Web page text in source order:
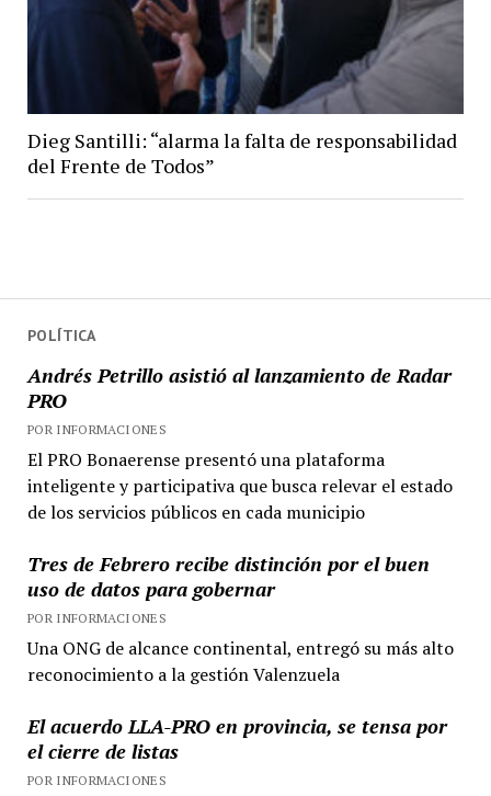
POLÍTICA
Andrés Petrillo asistió al lanzamiento de Radar
PRO
POR INFORMACIONES
El PRO Bonaerense presentó una plataforma
inteligente y participativa que busca relevar el estado
de los servicios públicos en cada municipio
Tres de Febrero recibe distinción por el buen
uso de datos para gobernar
POR INFORMACIONES
Una ONG de alcance continental, entregó su más alto
reconocimiento a la gestión Valenzuela
El acuerdo LLA-PRO en provincia, se tensa por
el cierre de listas
POR INFORMACIONES
Dieg Santilli: “alarma la falta de responsabilidad
del Frente de Todos”